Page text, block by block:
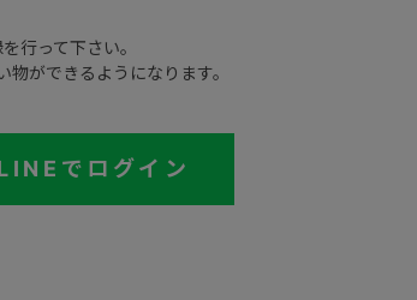
行って下さい。
ができるようになります。
でログイン